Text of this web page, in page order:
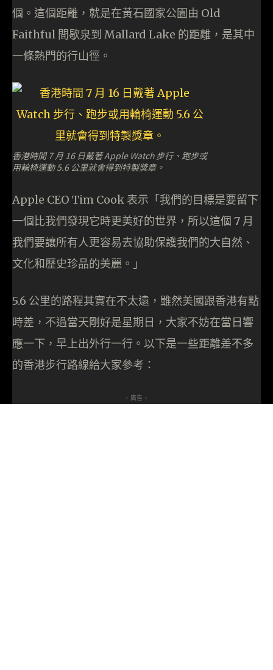
個。這個距離，就是在黃石國家公園由 Old
Faithful 間歇泉到 Mallard Lake 的距離，是其中
一條熱門的行山徑。
香港時間 7 月 16 日戴著 Apple Watch 步行、跑步或
用輪椅運動 5.6 公里就會得到特製獎章。
Apple CEO Tim Cook 表示「我們的目標是要留下
一個比我們發現它時更美好的世界，所以這個 7 月
我們要讓所有人更容易去協助保護我們的大自然、
文化和歷史珍品的美麗。」
5.6 公里的路程其實在不太遠，雖然美國跟香港有點
時差，不過當天剛好是星期日，大家不妨在當日響
應一下，早上出外行一行。以下是一些距離差不多
的香港步行路線給大家參考：
- 廣告 -